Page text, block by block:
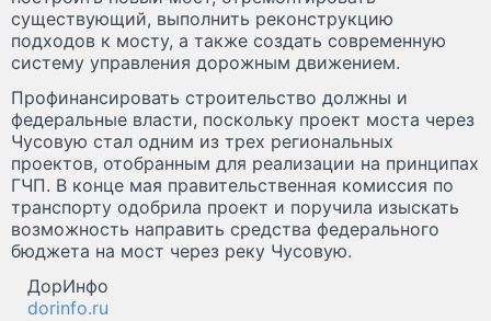
существующий, выполнить реконструкцию
подходов к мосту, а также создать современную
систему управления дорожным движением.
Профинансировать строительство должны и
федеральные власти, поскольку проект моста через
Чусовую стал одним из трех региональных
проектов, отобранным для реализации на принципах
ГЧП. В конце мая правительственная комиссия по
транспорту одобрила проект и поручила изыскать
возможность направить средства федерального
бюджета на мост через реку Чусовую.
ДорИнфо
dorinfo.ru